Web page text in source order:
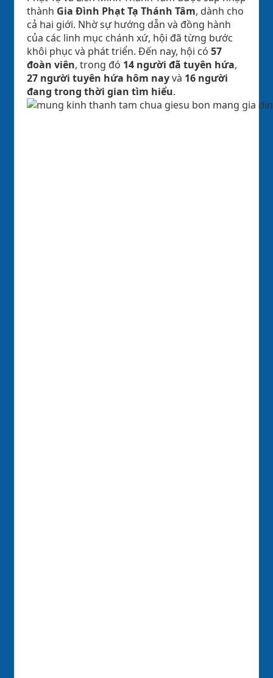
thành Gia Đình Phạt Tạ Thánh Tâm, dành cho
cả hai giới. Nhờ sự hướng dẫn và đồng hành
của các linh mục chánh xứ, hội đã từng bước
khôi phục và phát triển. Đến nay, hội có 57
đoàn viên, trong đó 14 người đã tuyên hứa,
27 người tuyên hứa hôm nayvà 16 người
đang trong thời gian tìm hiểu.